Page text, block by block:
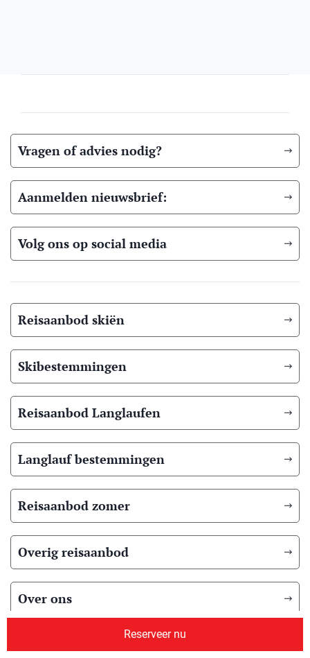
Reserveer nu
Vragen of advies nodig?
Aanmelden nieuwsbrief:
Volg ons op social media
Reisaanbod skiën
Skibestemmingen
Reisaanbod Langlaufen
Langlauf bestemmingen
Reisaanbod zomer
Overig reisaanbod
Over ons